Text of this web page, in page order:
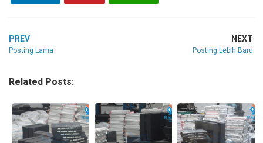
PREV
Posting Lama
NEXT
Posting Lebih Baru
Related Posts: